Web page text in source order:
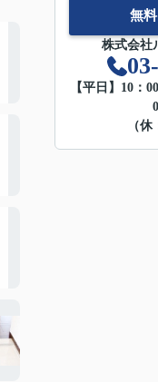
無
株式会
【平日】10：
（